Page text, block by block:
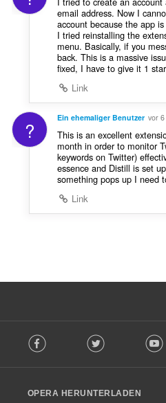
email address. Now I
account because the app
I tried reinstalling the
menu. Basically, if you
back. This is a massive
fixed, I have to give it 1
Link
? Ein ehemaliger Benutzer vor
This is an excellent
month in order to monitor
keywords on Twitter)
essence and Distill is set
something pops up I need
Link
o
w
Facebook Twitter
OPERA HERUNTERLADEN